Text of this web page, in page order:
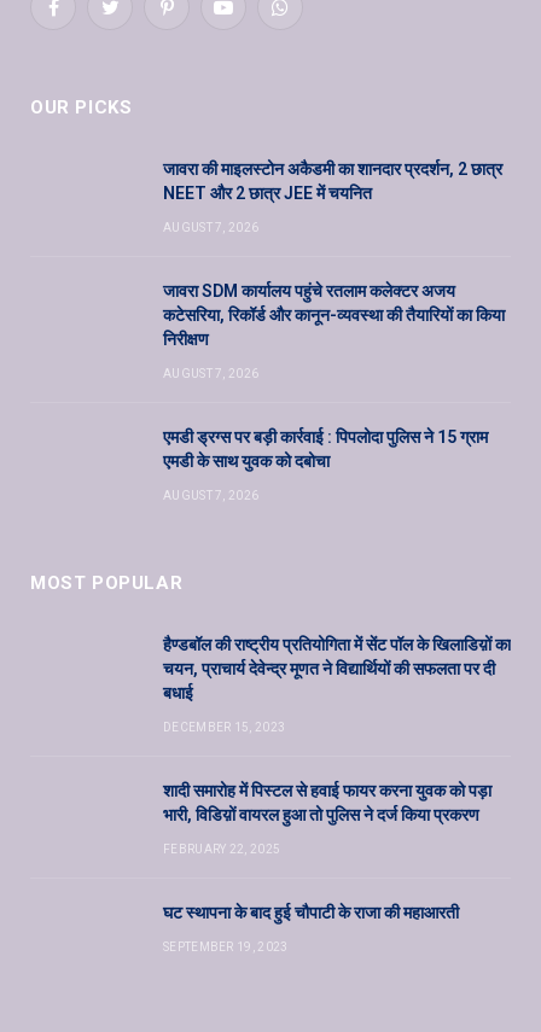
FacebookTwitterPinterestYouTubeWhatsApp
OUR PICKS
जावरा की माइलस्टोन अकैडमी का शानदार प्रदर्शन, 2 छात्र
NEET और 2 छात्र JEE में चयनित
AUGUST 7, 2026
जावरा SDM कार्यालय पहुंचे रतलाम कलेक्टर अजय
कटेसरिया, रिकॉर्ड और कानून-व्यवस्था की तैयारियों का किया
निरीक्षण
AUGUST 7, 2026
एमडी ड्रग्स पर बड़ी कार्रवाई : पिपलोदा पुलिस ने 15 ग्राम
एमडी के साथ युवक को दबोचा
AUGUST 7, 2026
MOST POPULAR
हैण्डबॉल की राष्ट्रीय प्रतियोगिता में सेंट पॉल के खिलाडिय़ों का
चयन, प्राचार्य देवेन्द्र मूणत ने विद्यार्थियों की सफलता पर दी
बधाई
DECEMBER 15, 2023
शादी समारोह में पिस्टल से हवाई फायर करना युवक को पड़ा
भारी, विडिय़ों वायरल हुआ तो पुलिस ने दर्ज किया प्रकरण
FEBRUARY 22, 2025
घट स्थापना के बाद हुई चौपाटी के राजा की महाआरती
SEPTEMBER 19, 2023